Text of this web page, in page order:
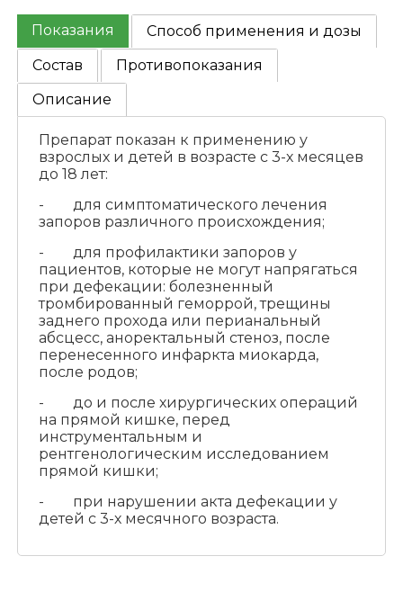
Показания
Способ применения и дозы
Состав
Противопоказания
Описание
Препарат показан к применению у
взрослых и детей в возрасте с 3-х месяцев
до 18 лет:
- для симптоматического лечения
запоров различного происхождения;
- для профилактики запоров у
пациентов, которые не могут напрягаться
при дефекации: болезненный
тромбированный геморрой, трещины
заднего прохода или перианальный
абсцесс, аноректальный стеноз, после
перенесенного инфаркта миокарда,
после родов;
- до и после хирургических операций
на прямой кишке, перед
инструментальным и
рентгенологическим исследованием
прямой кишки;
- при нарушении акта дефекации у
детей с 3-х месячного возраста.